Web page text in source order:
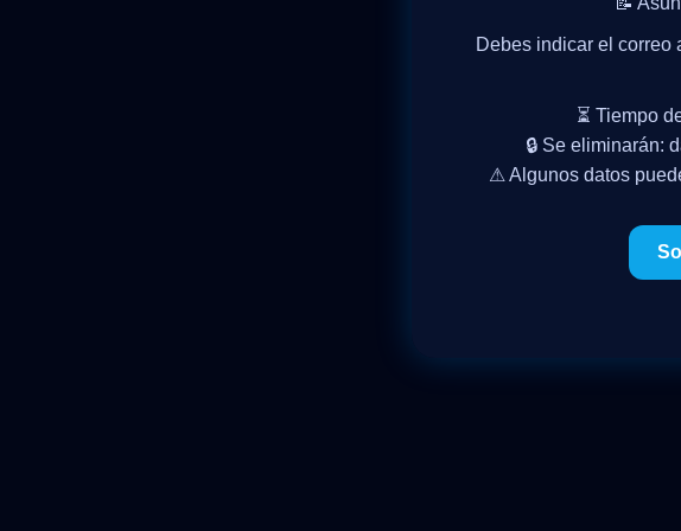
Debes indicar el correo
⏳ Tiempo
🔒 Se eliminarán:
⚠ Algunos datos